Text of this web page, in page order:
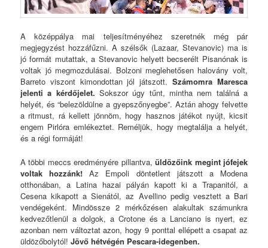
A középpálya mai teljesítményéhez szeretnék még pár
megjegyzést hozzáfűzni. A szélsők (Lazaar, Stevanovic) ma is
jó formát mutattak, a Stevanovic helyett becserélt Pisanónak is
voltak jó megmozdulásai. Bolzoni meglehetősen halovány volt,
Barreto viszont kimondottan jól játszott.Számomra Maresca
jelenti a kérdőjelet. Sokszor úgy tűnt, mintha nem találná a
helyét, és “belezöldülne a gyepszőnyegbe”. Aztán ahogy felvette
a ritmust, rá kellett jönnöm, hogy hasznos játékot nyújt, kicsit
engem Pirlóra emlékeztet. Reméljük, hogy megtalálja a helyét,
és a régi formáját!
A többi meccs eredményére pillantva,üldözőink megint jófejek
voltak hozzánk! Az Empoli döntetlent játszott a Modena
otthonában, a Latina hazai pályán kapott ki a Trapanitól, a
Cesena kikapott a Sienától, az Avellino pedig vesztett a Bari
vendégeként. Mindössze 2 mérkőzésen alakultak számunkra
kedvezőtlenül a dolgok, a Crotone és a Lanciano is nyert, ez
azonban nem változtat azon, hogy 9 ponttal ellépett a csapat az
üldözőbolytól!Jövő hétvégén Pescara-idegenben.